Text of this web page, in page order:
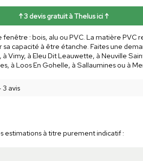
↑ 3 devis gratuit à Thelus ici ↑
: bois, alu ou PVC. La matière PVC
capacité à être étanche. Faites une
Vimy, à Eleu Dit Leauwette, à Neuville
à Loos En Gohelle, à Sallaumines ou à
3 avis
estimations à titre purement indicatif :